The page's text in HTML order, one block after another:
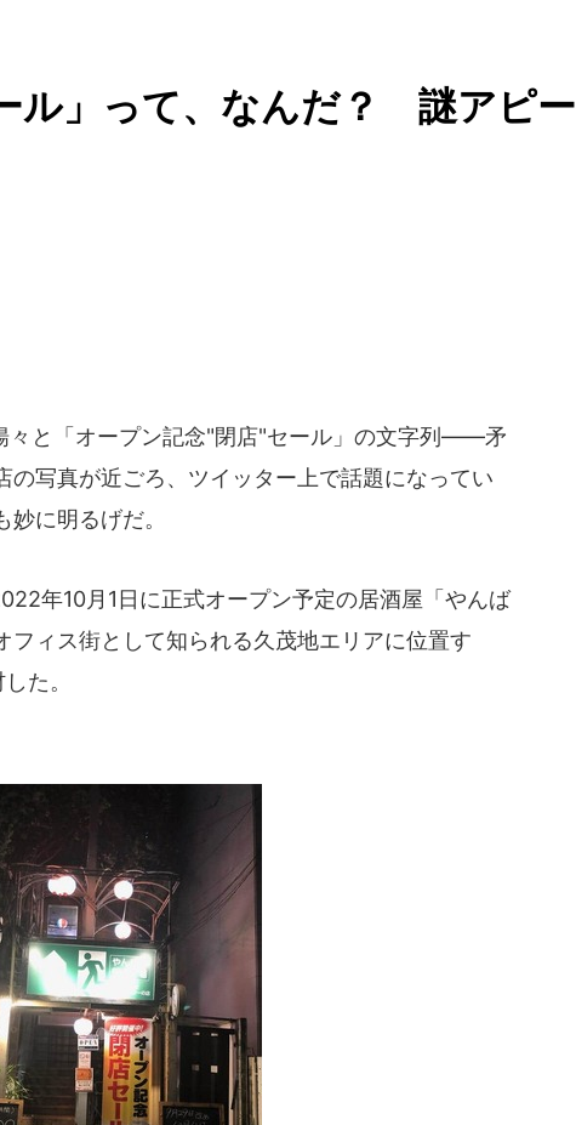
ル」って、なんだ？ 謎アピー
々と「オープン記念"閉店"セール」の文字列――矛
の写真が近ごろ、ツイッター上で話題になってい
に明るげだ。
年10月1日に正式オープン予定の居酒屋「やんば
フィス街として知られる久茂地エリアに位置す
た。